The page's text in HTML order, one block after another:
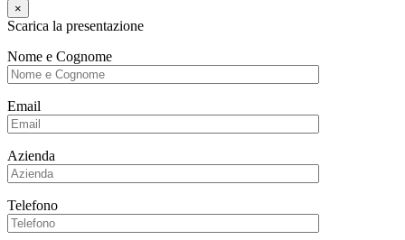
×
Scarica la presentazione
Nome e Cognome
Email
Azienda
Telefono